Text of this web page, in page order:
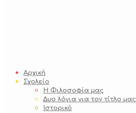
Αρχική
Σχολείο
Η Φιλοσοφία μας
Δυο λόγια για τον τίτλο μας
Ιστορικό